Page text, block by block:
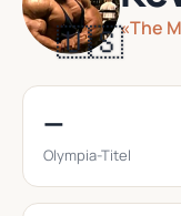
🇺🇸«The
—
Olympia-Titel